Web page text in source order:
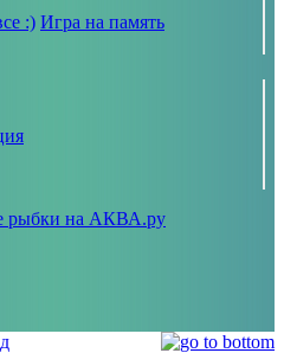
:) Игра на память